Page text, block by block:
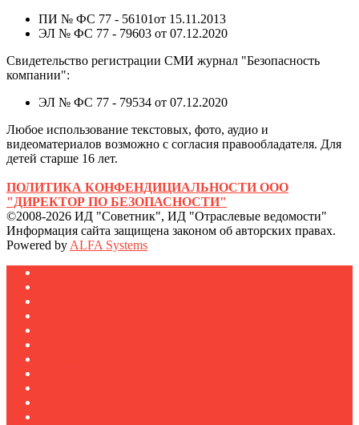
ПИ № ФС 77 - 56101от 15.11.2013
ЭЛ № ФС 77 - 79603 от 07.12.2020
Свидетельство регистрации СМИ журнал "Безопасность
компании":
ЭЛ № ФС 77 - 79534 от 07.12.2020
Любое использование текстовых, фото, аудио и
видеоматериалов возможно с согласия правообладателя. Для
детей старше 16 лет.
ПОЛИТИКА КОНФЕНДИЦИАЛЬНОСТИ ООО
"ДИРЕКТОР ПО БЕЗОПАСНОСТИ"
©2008-2026 ИД "Советник", ИД "Отраслевые ведомости"
Информация сайта защищена законом об авторских правах.
Powered by ALFA Systems